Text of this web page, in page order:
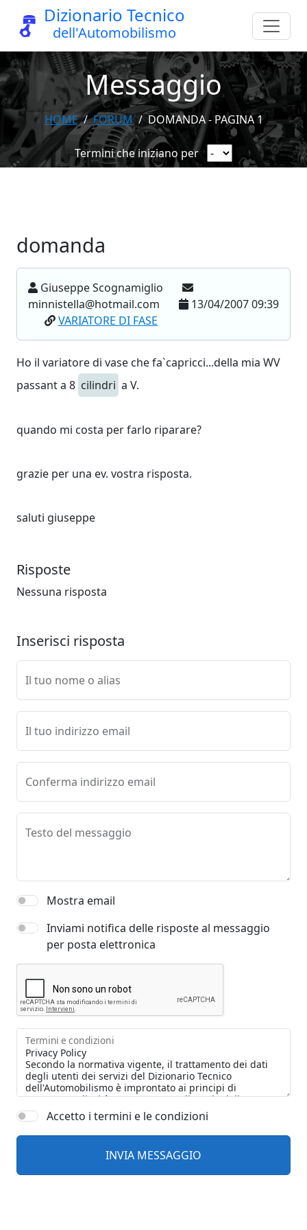
Dizionario Tecnico
dell'Automobilismo
Messaggio
HOME FORUM DOMANDA - PAGINA 1
Termini che iniziano per
domanda
Giuseppe Scognamiglio
minnistella@hotmail.com
13/04/2007 09:39
VARIATORE DI FASE
Ho il variatore di vase che fa`capricci...della mia WV
passant a 8 cilindri a V.
quando mi costa per farlo riparare?
grazie per una ev. vostra risposta.
saluti giuseppe
Risposte
Nessuna risposta
Inserisci risposta
Il tuo nome o alias
Il tuo indirizzo email
Conferma indirizzo email
Testo del messaggio
Mostra email
Inviami notifica delle risposte al messaggio
per posta elettronica
Termini e condizioni
Accetto i termini e le condizioni